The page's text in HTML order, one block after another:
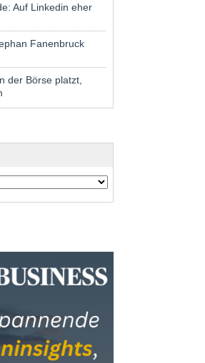
Auf Linkedin eher
Fanenbruck
der Börse platzt,